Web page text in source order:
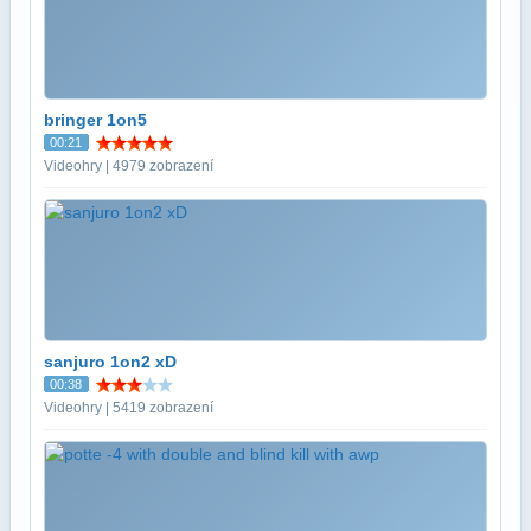
bringer 1on5
00:21
Videohry | 4979 zobrazení
sanjuro 1on2 xD
00:38
Videohry | 5419 zobrazení